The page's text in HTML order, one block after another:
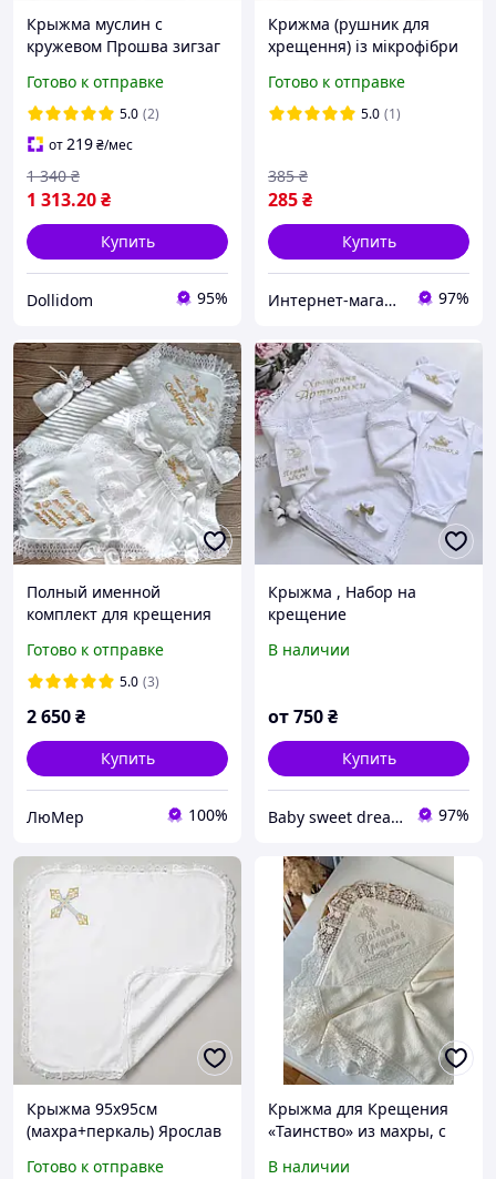
Крыжма муслин с
кружевом Прошва зигзаг
Готово к отправке
5.0 (2)
от219₴/мес
1 313.20₴
1 340 ₴
Купить
Dollidom 95%
Крижма (рушник для
хрещення) із мікрофібри
Україні
Готово к отправке
5.0 (1)
285₴
385 ₴
Купить
Интернет-магазин "Стильная Штучка" 97%
Полный именной
комплект для крещения
крыжма 90х90 см
Готово к отправке
5.0 (3)
2 650₴
Купить
ЛюМер 100%
Крыжма , Набор на
крещение
В наличии
от750₴
Купить
Baby sweet dream(Солодкий сон малюка) 97%
Крыжма 95х95см
(махра+перкаль) Ярослав
Готово к отправке
Крыжма для Крещения
«Таинство» из махры, с
В наличии